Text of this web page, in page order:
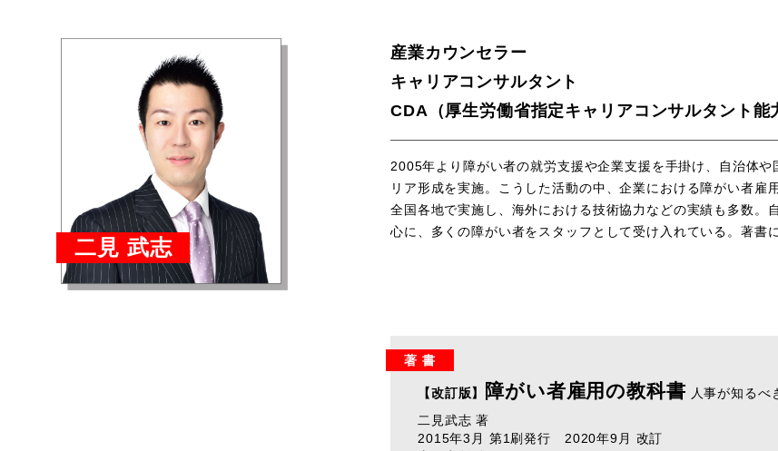
二見 武志
産業カウンセラー
キャリアコンサルタント
CDA（厚生労働省指定キャリアコンサルタント能
2005年より障がい者の就労支援や企業支援を手掛け、自治体
リア形成を実施。こうした活動の中、企業における障がい者
全国各地で実施し、海外における技術協力などの実績も多数
心に、多くの障がい者をスタッフとして受け入れている。著
著 書
【改訂版】 障がい者雇用の教科書 人事が知るべ
二見武志 著
2015年3月 第1刷発行 2020年9月 改訂